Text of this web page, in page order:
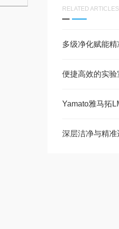
RELATED ARTICLES